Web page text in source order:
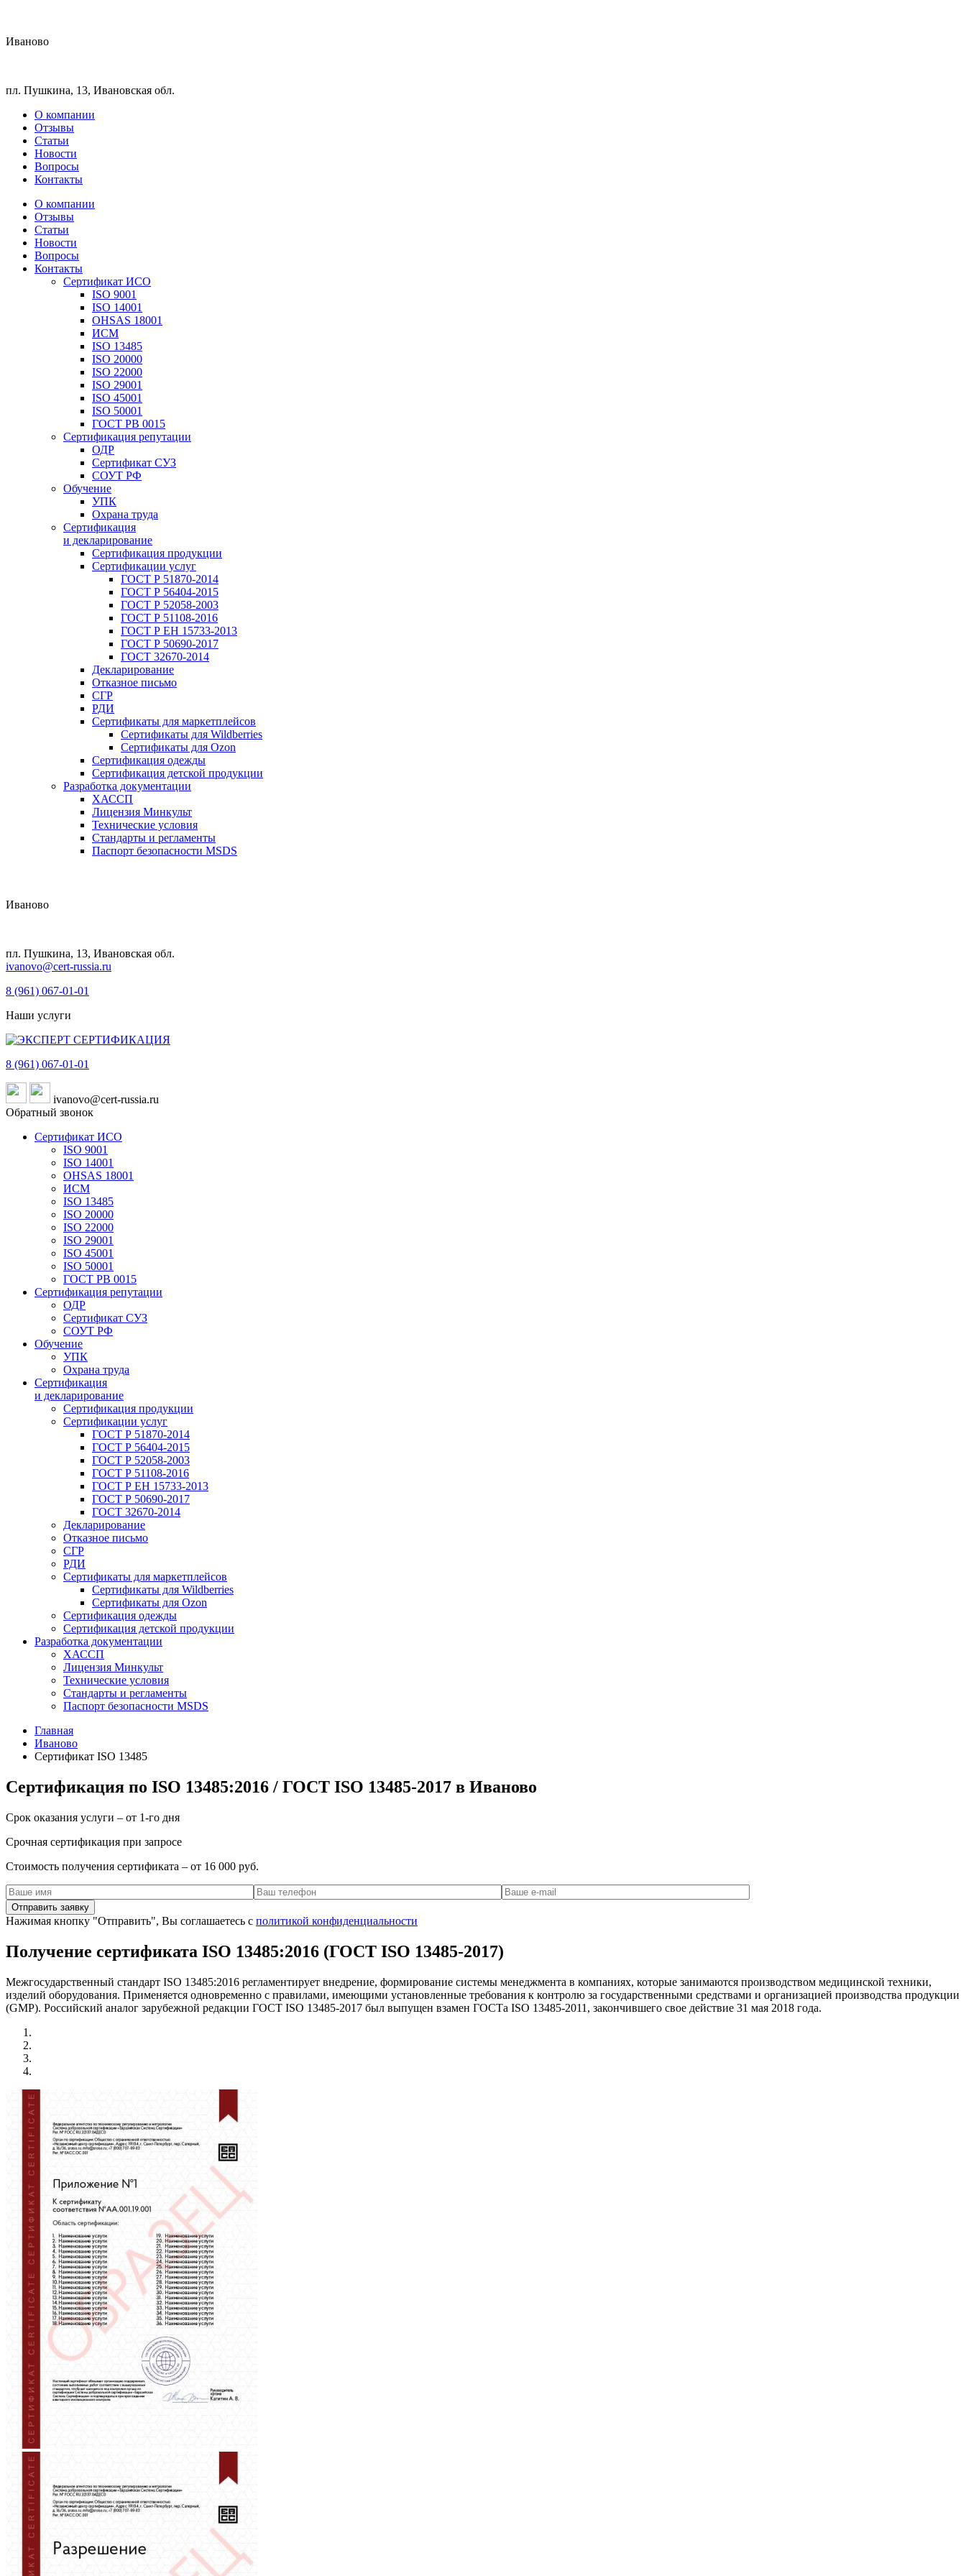
Иваново
пл. Пушкина, 13, Ивановская обл.
О компании
Отзывы
Статьи
Новости
Вопросы
Контакты
О компании
Отзывы
Статьи
Новости
Вопросы
Контакты
Сертификат ИСО
ISO 9001
ISO 14001
OHSAS 18001
ИСМ
ISO 13485
ISO 20000
ISO 22000
ISO 29001
ISO 45001
ISO 50001
ГОСТ РВ 0015
Сертификация репутации
ОДР
Сертификат СУЗ
СОУТ РФ
Обучение
УПК
Охрана труда
Сертификация
и декларирование
Сертификация продукции
Сертификации услуг
ГОСТ Р 51870-2014
ГОСТ Р 56404-2015
ГОСТ Р 52058-2003
ГОСТ Р 51108-2016
ГОСТ Р ЕН 15733-2013
ГОСТ Р 50690-2017
ГОСТ 32670-2014
Декларирование
Отказное письмо
СГР
РДИ
Сертификаты для маркетплейсов
Сертификаты для Wildberries
Сертификаты для Ozon
Сертификация одежды
Сертификация детской продукции
Разработка документации
ХАССП
Лицензия Минкульт
Технические условия
Стандарты и регламенты
Паспорт безопасности MSDS
Иваново
пл. Пушкина, 13, Ивановская обл.
ivanovo@cert-russia.ru
8 (961) 067-01-01
Наши услуги
8 (961) 067-01-01
ivanovo@cert-russia.ru
Обратный звонок
Сертификат ИСО
ISO 9001
ISO 14001
OHSAS 18001
ИСМ
ISO 13485
ISO 20000
ISO 22000
ISO 29001
ISO 45001
ISO 50001
ГОСТ РВ 0015
Сертификация репутации
ОДР
Сертификат СУЗ
СОУТ РФ
Обучение
УПК
Охрана труда
Сертификация
и декларирование
Сертификация продукции
Сертификации услуг
ГОСТ Р 51870-2014
ГОСТ Р 56404-2015
ГОСТ Р 52058-2003
ГОСТ Р 51108-2016
ГОСТ Р ЕН 15733-2013
ГОСТ Р 50690-2017
ГОСТ 32670-2014
Декларирование
Отказное письмо
СГР
РДИ
Сертификаты для маркетплейсов
Сертификаты для Wildberries
Сертификаты для Ozon
Сертификация одежды
Сертификация детской продукции
Разработка документации
ХАССП
Лицензия Минкульт
Технические условия
Стандарты и регламенты
Паспорт безопасности MSDS
Главная
Иваново
Сертификат ISO 13485
Сертификация по ISO 13485:2016 / ГОСТ ISO 13485-2017 в Иваново
Срок оказания услуги – от 1-го дня
Срочная сертификация при запросе
Стоимость получения сертификата – от 16 000 руб.
Нажимая кнопку "Отправить", Вы соглашаетесь с политикой конфиденциальности
Получение сертификата ISO 13485:2016 (ГОСТ ISO 13485-2017)
Межгосударственный стандарт ISO 13485:2016 регламентирует внедрение, формирование системы менеджмента в компаниях, которые занимаются производством медицинской техники,
изделий оборудования. Применяется одновременно с правилами, имеющими установленные требования к контролю за государственными средствами и организацией производства продукции
(GMP). Российский аналог зарубежной редакции ГОСТ ISO 13485-2017 был выпущен взамен ГОСТа ISO 13485-2011, закончившего свое действие 31 мая 2018 года.